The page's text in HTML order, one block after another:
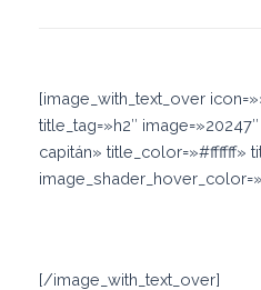
[image_with_text_over
title_tag=»h2″
capitán» title_color=»#ffffff»
[/image_with_text_over]